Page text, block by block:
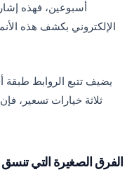
أسبوعين، فهذه
الإلكتروني بكشف هذه
يضيف تتبع الروابط
ثلاثة خيارات تسعير،
الفرق الصغيرة التي